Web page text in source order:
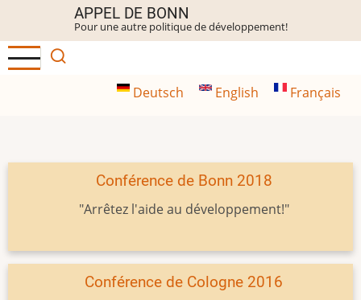
contenu
principal
APPEL DE BONN
Pour une autre politique de développement!
Deutsch English Français
Conférence de Bonn 2018
"Arrêtez l'aide au développement!"
Conférence de Cologne 2016